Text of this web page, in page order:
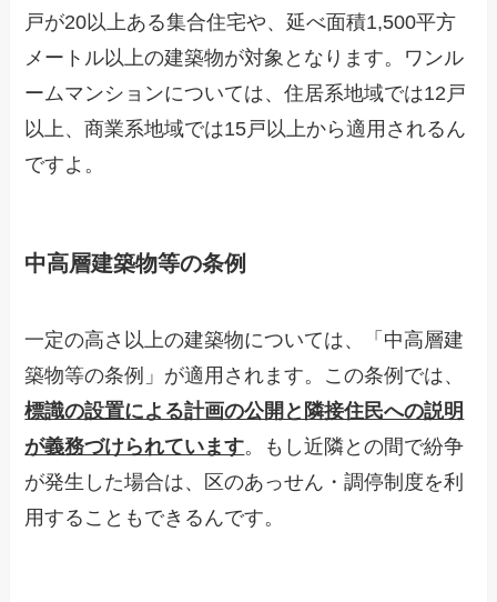
戸が20以上ある集合住宅や、延べ面積1,500平方
メートル以上の建築物が対象となります。ワンル
ームマンションについては、住居系地域では12戸
以上、商業系地域では15戸以上から適用されるん
ですよ。
中高層建築物等の条例
一定の高さ以上の建築物については、「中高層建
築物等の条例」が適用されます。この条例では、
標識の設置による計画の公開と隣接住民への説明
が義務づけられています。もし近隣との間で紛争
が発生した場合は、区のあっせん・調停制度を利
用することもできるんです。